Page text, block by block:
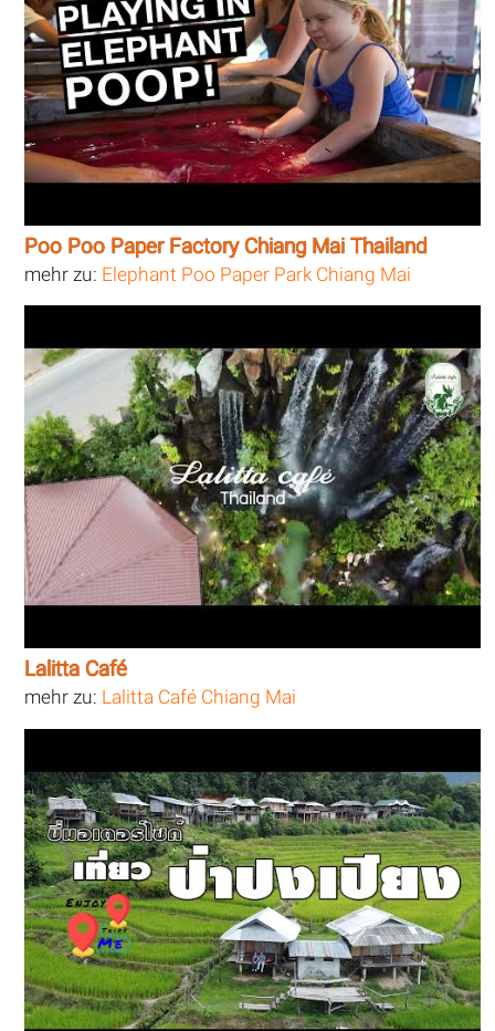
Poo Poo Paper Factory Chiang Mai Thailand
mehr zu: Elephant Poo Paper Park Chiang Mai
Lalitta Café
mehr zu: Lalitta Café Chiang Mai